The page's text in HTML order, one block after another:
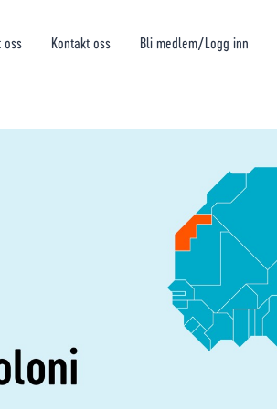
oss Kontakt oss Bli medlem/Logg inn